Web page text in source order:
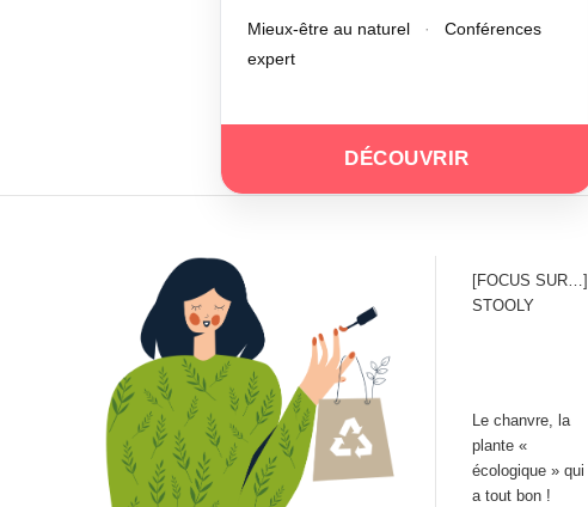
Mieux-être au naturel ·
Conférences
expert
DÉCOUVRIR
[FOCUS SUR…]
STOOLY
Le chanvre, la
plante «
écologique » qui
a tout bon !